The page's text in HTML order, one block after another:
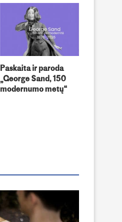
Paskaita ir paroda
„George Sand, 150
modernumo metų“